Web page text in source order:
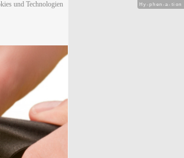
und Technologien
Hy-phen-a-tion